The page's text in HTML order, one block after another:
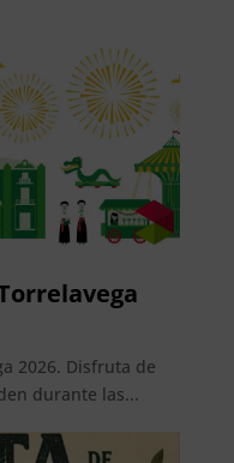
2026. Disfruta de
durante las...